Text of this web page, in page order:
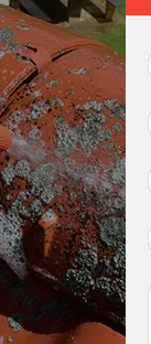
nettoyage de
toiture 42